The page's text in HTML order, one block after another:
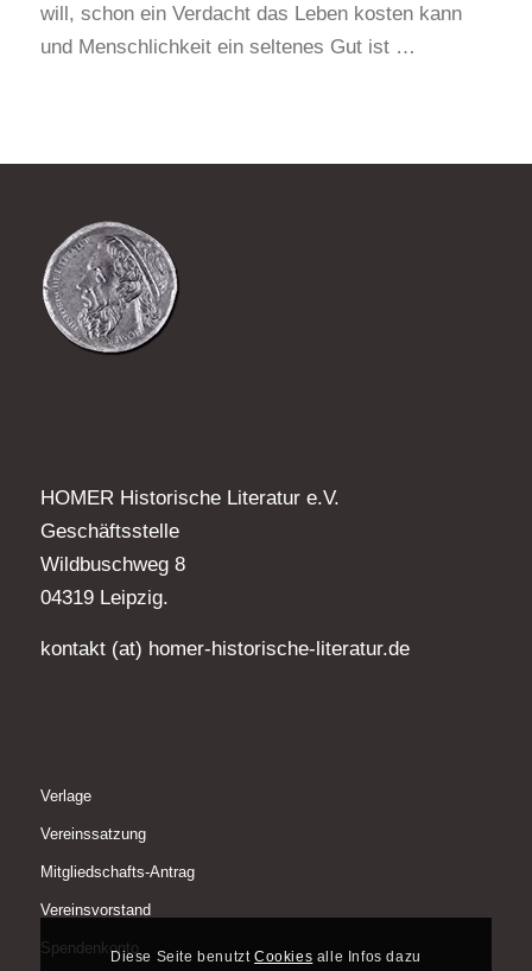
will, schon ein Verdacht das Leben kosten kann
und Menschlichkeit ein seltenes Gut ist …
HOMER Historische Literatur e.V.
Geschäftsstelle
Wildbuschweg 8
04319 Leipzig.
kontakt (at) homer-historische-literatur.de
Verlage
Vereinssatzung
Mitgliedschafts-Antrag
Vereinsvorstand
SpendenkontoDiese Seite benutztCookies alle Infos dazu